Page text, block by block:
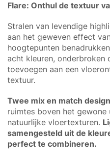
Flare: Onthul de textuur
Stralen van levendige
aan het geweven effect
hoogtepunten
acht kleuren, onderbroken
toevoegen aan een
textuur.
Twee mix en match
ruimtes boven het
natuurlijke vloertexturen.
samengesteld uit de
perfect te combineren.